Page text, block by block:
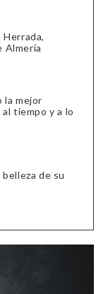
Almería
la mejor
tiempo y a lo
de su